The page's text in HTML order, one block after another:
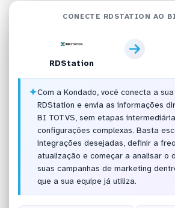
CONECTE RDSTATION AO
RDStation
✦Com a Kondado, você conecta a
RDStation e envia as informações
BI TOTVS, sem etapas
configurações complexas. Basta
integrações desejadas, definir a
atualização e começar a analisar o
suas campanhas de marketing
que a sua equipe já utiliza.